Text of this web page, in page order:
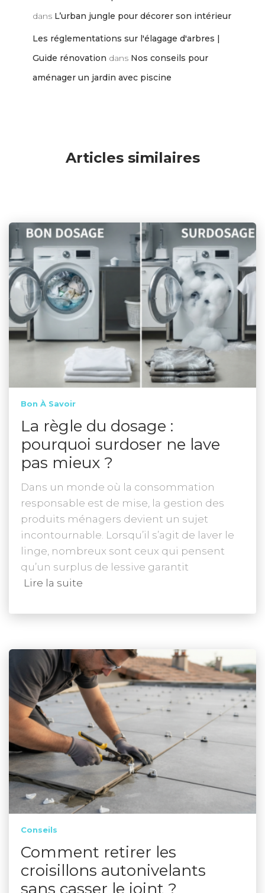
dans L’urban jungle pour décorer son intérieur
Les réglementations sur l'élagage d'arbres |
Guide rénovation dans Nos conseils pour
aménager un jardin avec piscine
Articles similaires
Bon À Savoir
La règle du dosage :
pourquoi surdoser ne lave
pas mieux ?
Dans un monde où la consommation
responsable est de mise, la gestion des
produits ménagers devient un sujet
incontournable. Lorsqu’il s’agit de laver le
linge, nombreux sont ceux qui pensent
qu’un surplus de lessive garantit
Lire la suite
Conseils
Comment retirer les
croisillons autonivelants
sans casser le joint ?